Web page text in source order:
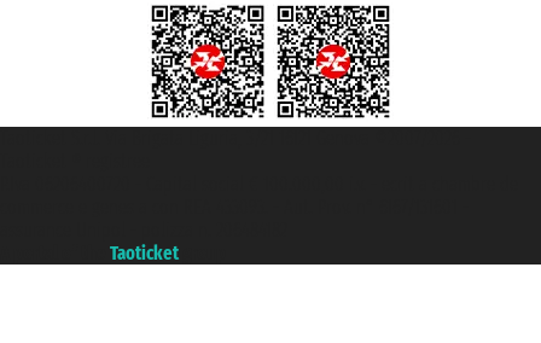
Taoticket